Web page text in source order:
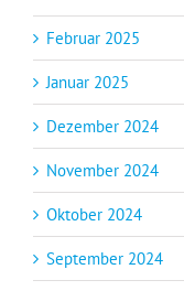
Februar 2025
Januar 2025
Dezember 2024
November 2024
Oktober 2024
September 2024